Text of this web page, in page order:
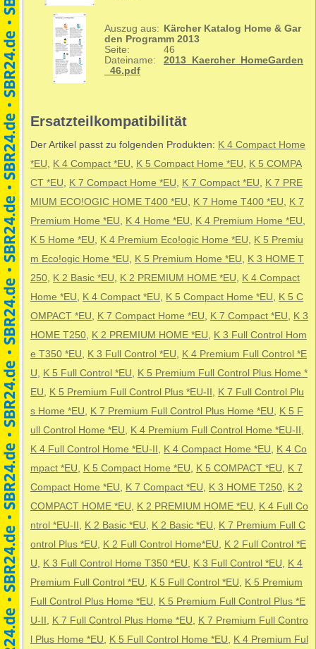
Auszug aus:
Kärcher Katalog Home & Gar
den Programm 2013
Seite:
46
Dateiname:
2013_Kaercher_HomeGarden
_46.pdf
Ersatzteilkompatibilität
Der Artikel passt zu folgenden Produkten: K 4 Compact Home
*EU
K 4 Compact *EU K 5 Compact Home *EU
K 5 COMPA
CT *EU
K 7 Compact Home *EU K 7 Compact *EU
K 7 PRE
MIUM ECO!OGIC HOME T400 *EU
K 7 Home T400 *EU
K 7
Premium Home *EU
K 4 Home *EU K 4 Premium Home *EU
K 5 Home *EU
K 4 Premium Eco!ogic Home *EU
K 5 Premiu
m Eco!ogic Home *EU
K 5 Premium Home *EU
K 3 HOME T
250 K 2 Basic *EU K 2 PREMIUM HOME *EU
K 4 Compact
Home *EU
K 4 Compact *EU K 5 Compact Home *EU
K 5 C
OMPACT *EU
K 7 Compact Home *EU K 7 Compact *EU
K 3
HOME T250 K 2 PREMIUM HOME *EU
K 3 Full Control Hom
e T350 *EU
K 3 Full Control *EU
K 4 Premium Full Control *E
U
K 5 Full Control *EU
K 5 Premium Full Control Plus Home *
EU
K 5 Premium Full Control Plus *EU-II
K 7 Full Control Plu
s Home *EU
K 7 Premium Full Control Plus Home *EU
K 5 F
ull Control Home *EU
K 4 Premium Full Control Home *EU-II
K 4 Full Control Home *EU-II
K 4 Compact Home *EU
K 4 Co
mpact *EU
K 5 Compact Home *EU K 5 COMPACT *EU
K 7
Compact Home *EU
K 7 Compact *EU K 3 HOME T250 K 2
COMPACT HOME *EU
K 2 PREMIUM HOME *EU
K 4 Full Co
ntrol *EU-II
K 2 Basic *EU K 2 Basic *EU
K 7 Premium Full C
ontrol Plus *EU
K 2 Full Control Home*EU
K 2 Full Control *E
U
K 3 Full Control Home T350 *EU K 3 Full Control *EU
K 4
Premium Full Control *EU
K 5 Full Control *EU
K 5 Premium
Full Control Plus Home *EU
K 5 Premium Full Control Plus *E
U-II
K 7 Full Control Plus Home *EU
K 7 Premium Full Contro
l Plus Home *EU
K 5 Full Control Home *EU K 4 Premium Ful